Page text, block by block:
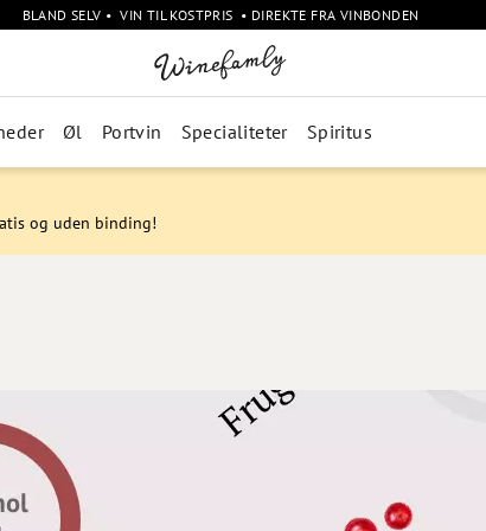
BLAND SELV • VIN TIL KOSTPRIS • DIREKTE FRA VINBONDEN
Øl Portvin Specialiteter Spiritus
og uden binding!